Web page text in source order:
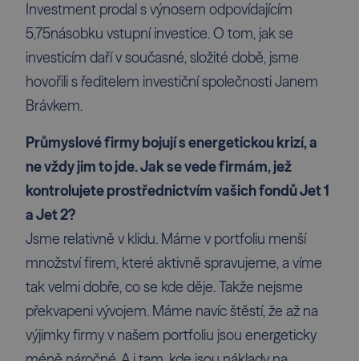
Investment prodal s výnosem odpovídajícím
5,75násobku vstupní investice. O tom, jak se
investicím daří v současné, složité době, jsme
hovořili s ředitelem investiční společnosti Janem
Brávkem.
Průmyslové firmy bojují s energetickou krizí, a
ne vždy jim to jde. Jak se vede firmám, jež
kontrolujete prostřednictvím vašich fondů Jet 1
a Jet 2?
Jsme relativně v klidu. Máme v portfoliu menší
množství firem, které aktivně spravujeme, a víme
tak velmi dobře, co se kde děje. Takže nejsme
překvapeni vývojem. Máme navíc štěstí, že až na
výjimky firmy v našem portfoliu jsou energeticky